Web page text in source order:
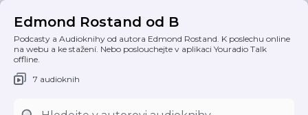
Edmond Rostand od B
Podcasty a Audioknihy od autora Edmond Rostand. K poslechu online
na webu a ke stažení. Nebo poslouchejte v aplikaci Youradio Talk
offline.
7 audioknih